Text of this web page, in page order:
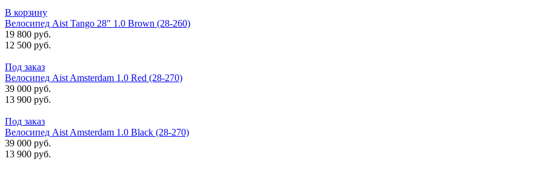
В корзину
Велосипед Aist Tango 28" 1.0 Brown (28-260)
19 800 руб.
12 500 руб.
Под заказ
Велосипед Aist Amsterdam 1.0 Red (28-270)
39 000 руб.
13 900 руб.
Под заказ
Велосипед Aist Amsterdam 1.0 Black (28-270)
39 000 руб.
13 900 руб.